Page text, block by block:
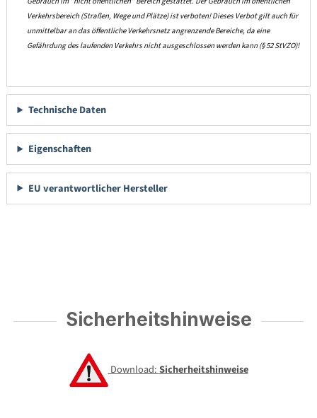
Verkehrsbereich (Straßen, Wege und Plätze) ist verboten! Dieses Verbot gilt auch für
unmittelbar an das öffentliche Verkehrsnetz angrenzende Bereiche, da eine
Gefährdung des laufenden Verkehrs nicht ausgeschlossen werden kann (§ 52 StVZO)!
Technische Daten
Eigenschaften
EU verantwortlicher Hersteller
Sicherheitshinweise
Download:Sicherheitshinweise